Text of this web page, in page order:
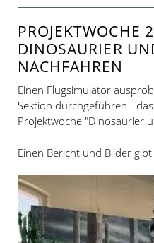
PROJEKTWOCHE
DINOSAURIER
NACHFAHREN
Einen Flugsimulator
Sektion durchgeführen -
Projektwoche "Dinosaurier
Einen Bericht und Bilder gibt